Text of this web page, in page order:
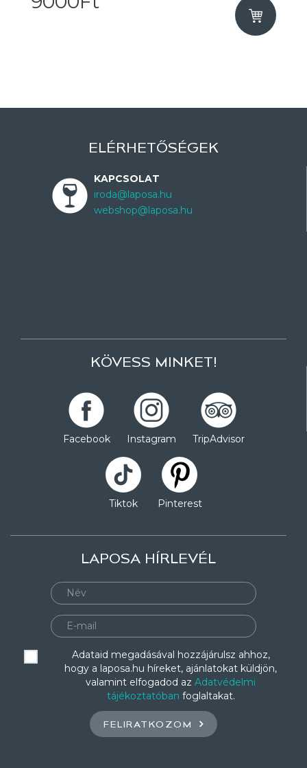
ELÉRHETŐSÉGEK
KAPCSOLAT
iroda@laposa.hu
webshop@laposa.hu
KÖVESS MINKET!
Facebook Instagram TripAdvisor
Tiktok Pinterest
LAPOSA HÍRLEVÉL
Adataid megadásával hozzájárulsz ahhoz,
hogy a laposa.hu híreket, ajánlatokat küldjön,
valamint elfogadod az Adatvédelmi
tájékoztatóban foglaltakat.
FELIRATKOZOM